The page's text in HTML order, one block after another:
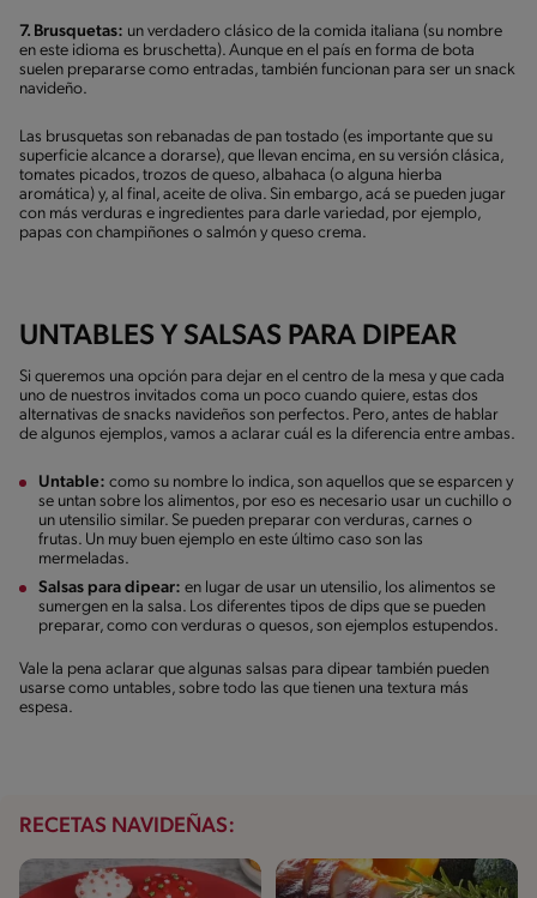
7. Brusquetas: un verdadero clásico de la comida italiana (su nombre
en este idioma es bruschetta). Aunque en el país en forma de bota
suelen prepararse como entradas, también funcionan para ser un snack
navideño.
Las brusquetas son rebanadas de pan tostado (es importante que su
superficie alcance a dorarse), que llevan encima, en su versión clásica,
tomates picados, trozos de queso, albahaca (o alguna hierba
aromática) y, al final, aceite de oliva. Sin embargo, acá se pueden jugar
con más verduras e ingredientes para darle variedad, por ejemplo,
papas con champiñones o salmón y queso crema.
UNTABLES Y SALSAS PARA DIPEAR
Si queremos una opción para dejar en el centro de la mesa y que cada
uno de nuestros invitados coma un poco cuando quiere, estas dos
alternativas de snacks navideños son perfectos. Pero, antes de hablar
de algunos ejemplos, vamos a aclarar cuál es la diferencia entre ambas.
Untable: como su nombre lo indica, son aquellos que se esparcen y
se untan sobre los alimentos, por eso es necesario usar un cuchillo o
un utensilio similar. Se pueden preparar con verduras, carnes o
frutas. Un muy buen ejemplo en este último caso son las
mermeladas.
Salsas para dipear: en lugar de usar un utensilio, los alimentos se
sumergen en la salsa. Los diferentes tipos de dips que se pueden
preparar, como con verduras o quesos, son ejemplos estupendos.
Vale la pena aclarar que algunas salsas para dipear también pueden
usarse como untables, sobre todo las que tienen una textura más
espesa.
RECETAS NAVIDEÑAS: